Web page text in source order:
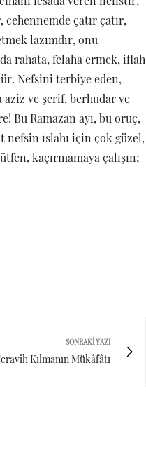
çatır çatır,
lazımdır, onu
rahata, felaha ermek, iflah
Nefsini terbiye eden,
ve şerif, berhudar ve
Bu Ramazan ayı, bu oruç,
nefsin ıslahı için çok güzel,
kaçırmamaya çalışın;
SONRAKI YAZI
Kılmanın Mükâfâtı